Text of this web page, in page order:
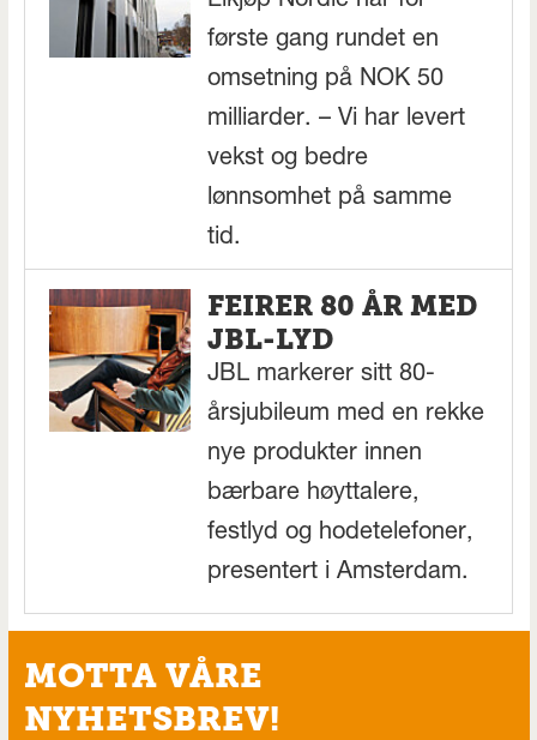
første gang rundet en
omsetning på NOK 50
milliarder. – Vi har levert
vekst og bedre
lønnsomhet på samme
tid.
FEIRER 80 ÅR MED
JBL-LYD
JBL markerer sitt 80-
årsjubileum med en rekke
nye produkter innen
bærbare høyttalere,
festlyd og hodetelefoner,
presentert i Amsterdam.
MOTTA VÅRE
NYHETSBREV!